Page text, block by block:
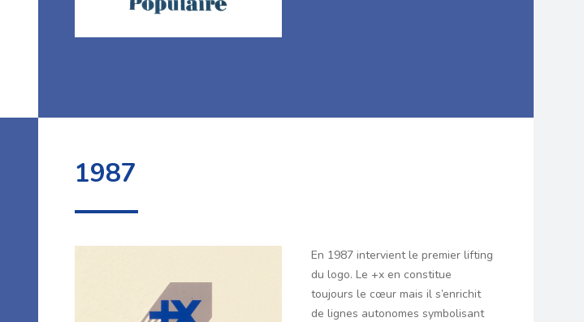
1987
En 1987 intervient le premier lifting
du logo. Le +x en constitue
toujours le cœur mais il s’enrichit
de lignes autonomes symbolisant